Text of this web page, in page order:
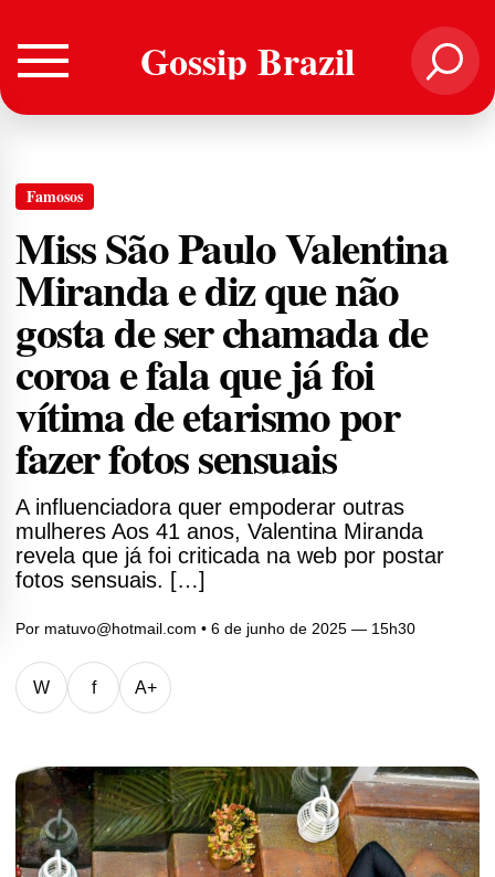
Gossip Brazil
Famosos
Miss São Paulo Valentina
Miranda e diz que não
gosta de ser chamada de
coroa e fala que já foi
vítima de etarismo por
fazer fotos sensuais
A influenciadora quer empoderar outras
mulheres Aos 41 anos, Valentina Miranda
revela que já foi criticada na web por postar
fotos sensuais. […]
Por matuvo@hotmail.com • 6 de junho de 2025 — 15h30
W f A+